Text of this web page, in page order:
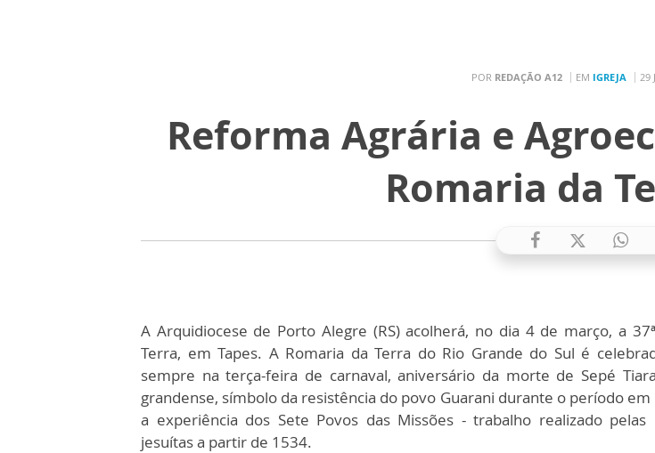
POR REDAÇÃO A12 EM IGREJA 29
Reforma Agrária e
Romaria da
A Arquidiocese de Porto Alegre (RS) acolherá, no dia 4 de março, a
Terra, em Tapes. A Romaria da Terra do Rio Grande do Sul é
sempre na terça-feira de carnaval, aniversário da morte de Sepé
grandense, símbolo da resistência do povo Guarani durante o período em
a experiência dos Sete Povos das Missões - trabalho realizado pelas
jesuítas a partir de 1534.